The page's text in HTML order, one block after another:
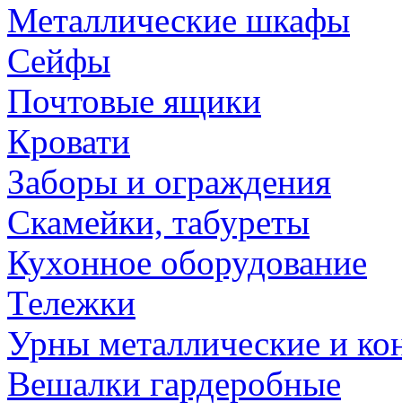
Металлические шкафы
Сейфы
Почтовые ящики
Кровати
Заборы и ограждения
Скамейки, табуреты
Кухонное оборудование
Тележки
Урны металлические и
Вешалки гардеробные